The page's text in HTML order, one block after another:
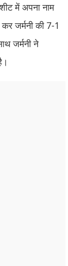
में अपना नाम
जर्मनी की 7-1
जर्मनी ने